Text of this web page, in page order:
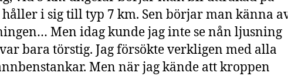
i sig till typ 7 km. Sen börjar man känna
Men idag kunde jag inte se nån ljusning
bara törstig. Jag försökte verkligen med alla
Men när jag kände att kroppen